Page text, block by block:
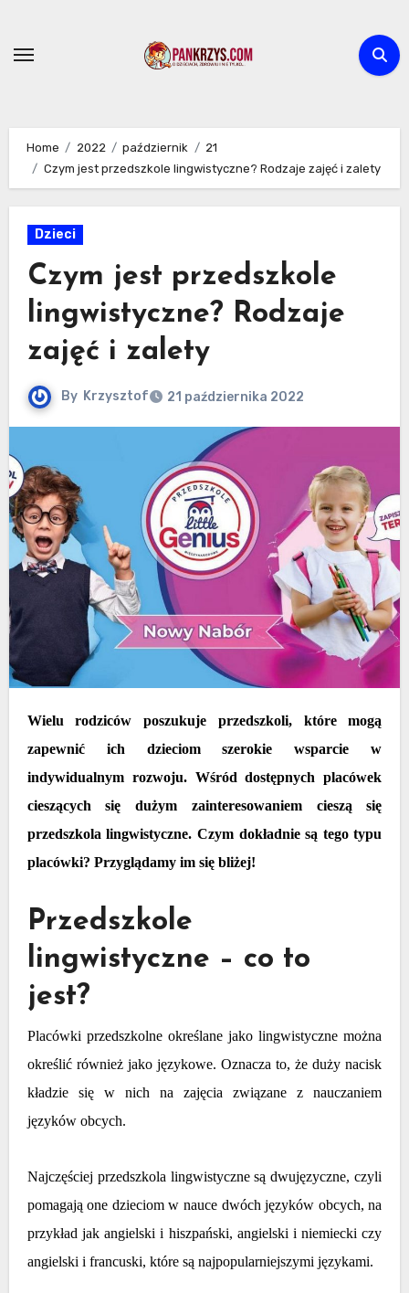
content
Home 2022 październik
21
Czym jest przedszkole lingwistyczne? Rodzaje zajęć i zalety
Dzieci
Czym jest przedszkole
lingwistyczne? Rodzaje
zajęć i zalety
By Krzysztof 21 października 2022
Wielu rodziców poszukuje przedszkoli, które mogą
zapewnić ich dzieciom szerokie wsparcie w
indywidualnym rozwoju. Wśród dostępnych placówek
cieszących się dużym zainteresowaniem cieszą się
przedszkola lingwistyczne. Czym dokładnie są tego typu
placówki? Przyglądamy im się bliżej!
Przedszkole
lingwistyczne – co to
jest?
Placówki przedszkolne określane jako lingwistyczne można
określić również jako językowe. Oznacza to, że duży nacisk
kładzie się w nich na zajęcia związane z nauczaniem
języków obcych.
Najczęściej przedszkola lingwistyczne są dwujęzyczne, czyli
pomagają one dzieciom w nauce dwóch języków obcych, na
przykład jak angielski i hiszpański, angielski i niemiecki czy
angielski i francuski, które są najpopularniejszymi językami.